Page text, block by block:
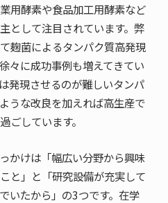
用酵素や食品加工用酵素など
として注目されています。弊
麹菌によるタンパク質高発現
々に成功事例も増えてきてい
発現させるのが難しいタンパ
うな改良を加えれば高生産で
ごしています。
かけは「幅広い分野から興味
と」と「研究設備が充実して
いたから」の3つです。在学